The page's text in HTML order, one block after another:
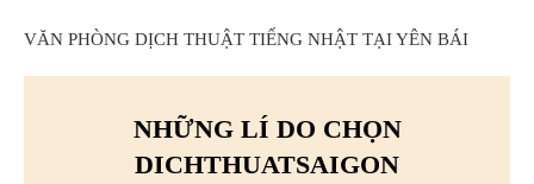
VĂN PHÒNG DỊCH THUẬT TIẾNG NHẬT TẠI YÊN BÁI
NHỮNG LÍ DO CHỌN
DICHTHUATSAIGON